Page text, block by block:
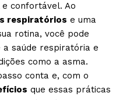
confortável. Ao
respiratórios e uma
rotina, você pode
a saúde respiratória e
como a asma.
conta e, com o
que essas práticas